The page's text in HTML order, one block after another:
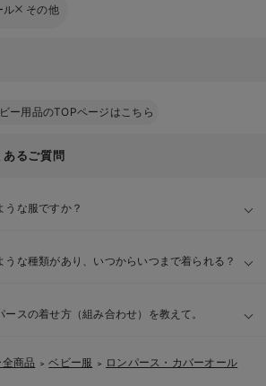
ル その他
ー用品のTOPページはこちら
るご質問
うな服ですか？
うな種類があり、いつからいつまで着られる？
スの着せ方（組み合わせ）を教えて。
商品 ＞ ベビー服 ＞ ロンパース・カバーオール